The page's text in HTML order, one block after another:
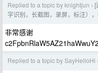
Replied to a topic by knightjun › [
字识别，长截图，录屏，标注）
非常感谢
Replied to a topic by SayHelloHi ›